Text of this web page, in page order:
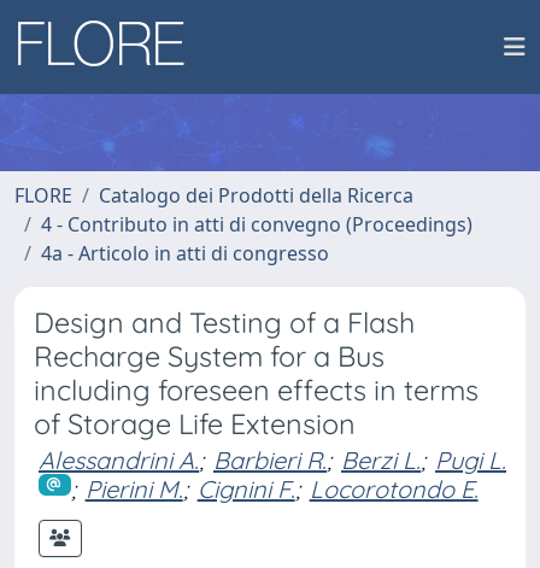
FLORE
Catalogo dei Prodotti della Ricerca
4 - Contributo in atti di convegno (Proceedings)
4a - Articolo in atti di congresso
Design and Testing of a Flash
Recharge System for a Bus
including foreseen effects in terms
of Storage Life Extension
Alessandrini A.; Barbieri R.; Berzi L.; Pugi L.
; Pierini M.; Cignini F.; Locorotondo E.